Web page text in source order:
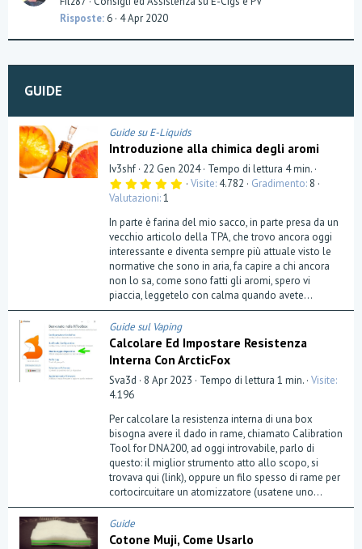
Risposte 6 4 Apr 2020
GUIDE
Guide su E-Liquids
Introduzione alla chimica degli aromi
Iv3shf 22 Gen 2024 Tempo di lettura 4 min.
5
0
s
t
e
l
l
a
(
e
)
Visite 4.782 Gradimento 8
Valutazioni 1
In parte è farina del mio sacco, in parte presa da un
vecchio articolo della TPA, che trovo ancora oggi
interessante e diventa sempre più attuale visto le
normative che sono in aria, fa capire a chi ancora
non lo sa, come sono fatti gli aromi, spero vi
piaccia, leggetelo con calma quando avete...
Guide sul Vaping
Calcolare Ed Impostare Resistenza
Interna Con ArcticFox
Sva3d 8 Apr 2023 Tempo di lettura 1 min. Visite
4.196
Per calcolare la resistenza interna di una box
bisogna avere il dado in rame, chiamato Calibration
Tool for DNA200, ad oggi introvabile, parlo di
questo: il miglior strumento atto allo scopo, si
trovava qui (link), oppure un filo spesso di rame per
cortocircuitare un atomizzatore (usatene uno...
Guide
Cotone Muji, Come Usarlo